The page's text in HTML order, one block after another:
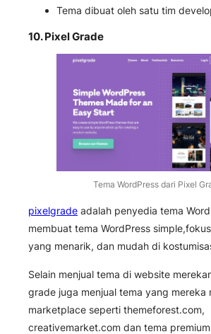
Tema dibuat oleh satu tim
10.Pixel Grade
Tema WordPress dari Pixel
pixelgrade adalah penyedia tema
membuat tema WordPress
yang menarik, dan mudah di
Selain menjual tema di website
grade juga menjual tema yang mereka
marketplace seperti themeforest.com,
creativemarket.com dan tema